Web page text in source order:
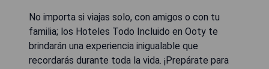
No importa si viajas solo, con amigos o con tu
familia; los Hoteles Todo Incluido en Ooty te
brindarán una experiencia inigualable que
recordarás durante toda la vida. ¡Prepárate para